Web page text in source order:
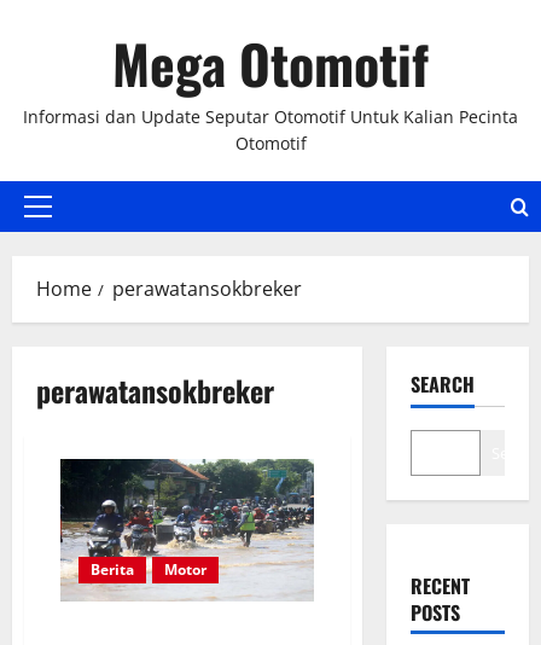
Mega Otomotif
Informasi dan Update Seputar Otomotif Untuk Kalian Pecinta
Otomotif
Primary
Home perawatansokbreker
perawatansokbreker
Berita Motor
SEARCH
RECENT
POSTS